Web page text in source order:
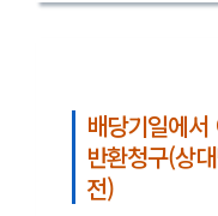
배당기일에
반환청구(상
전)